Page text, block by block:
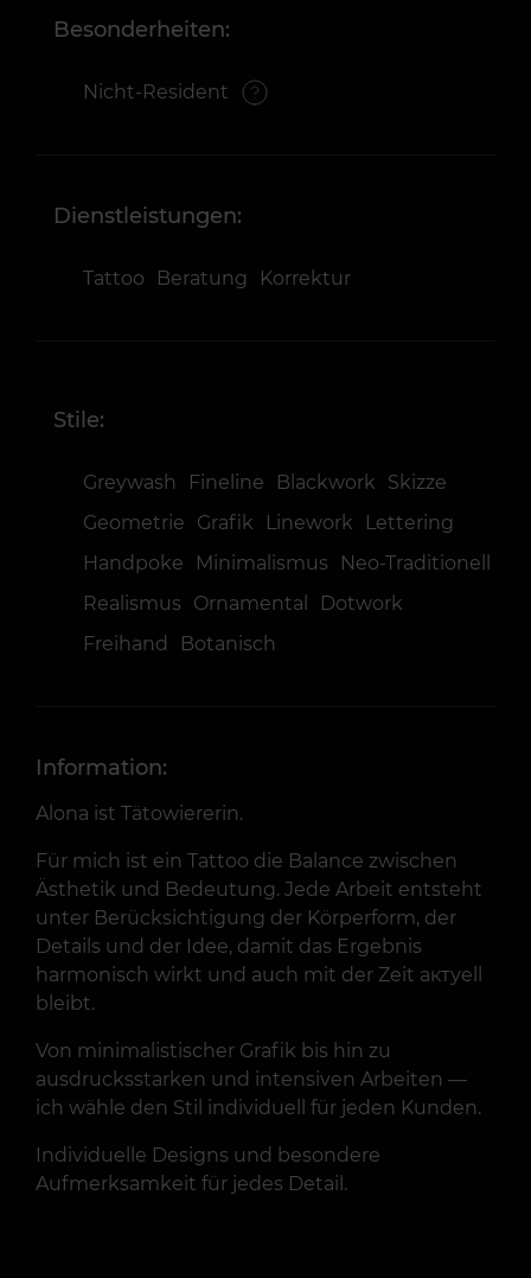
Besonderheiten:
Nicht-Resident
Dienstleistungen:
Tattoo Beratung Korrektur
Stile:
Greywash Fineline Blackwork
Skizze
Geometrie
Grafik Linework
Lettering
Handpoke
Minimalismus
Neo-Traditionell
Realismus
Ornamental
Dotwork
Freihand
Botanisch
Information:
Alona ist Tätowiererin.
Für mich ist ein Tattoo die Balance zwischen
Ästhetik und Bedeutung. Jede Arbeit entsteht
unter Berücksichtigung der Körperform, der
Details und der Idee, damit das Ergebnis
harmonisch wirkt und auch mit der Zeit актуell
bleibt.
Von minimalistischer Grafik bis hin zu
ausdrucksstarken und intensiven Arbeiten —
ich wähle den Stil individuell für jeden Kunden.
Individuelle Designs und besondere
Aufmerksamkeit für jedes Detail.